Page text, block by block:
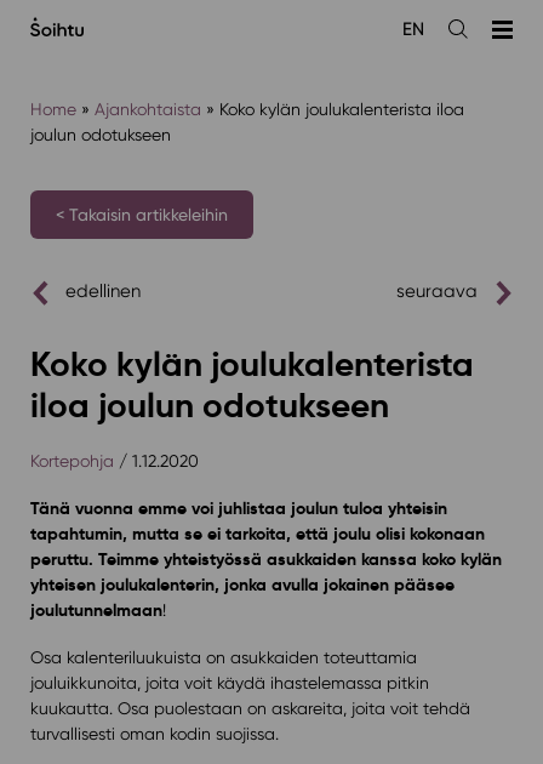
sisältöön
Avaa
EN
Home» Ajankohtaista » Koko kylän joulukalenterista iloa
joulun odotukseen
< Takaisin artikkeleihin
edellinen seuraava
Koko kylän joulukalenterista
iloa joulun odotukseen
Kortepohja / 1.12.2020
Tänä vuonna emme voi juhlistaa joulun tuloa yhteisin
tapahtumin, mutta se ei tarkoita, että joulu olisi kokonaan
peruttu. Teimme yhteistyössä asukkaiden kanssa koko kylän
yhteisen joulukalenterin, jonka avulla jokainen pääsee
joulutunnelmaan!
Osa kalenteriluukuista on asukkaiden toteuttamia
jouluikkunoita, joita voit käydä ihastelemassa pitkin
kuukautta. Osa puolestaan on askareita, joita voit tehdä
turvallisesti oman kodin suojissa.